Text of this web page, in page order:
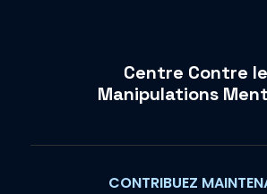
Centre Contre
Manipulations
CONTRIBUEZ